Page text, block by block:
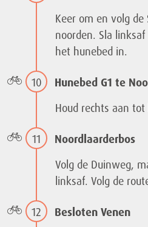
Keer om en volg
noorden. Sla
het hunebed in.
10
Hunebed G1 te
Houd rechts aan
11
Noordlaarderbos
Volg de Duinweg,
linksaf. Volg de
12
Besloten Venen